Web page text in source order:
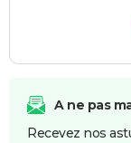
A ne pas
Recevez nos